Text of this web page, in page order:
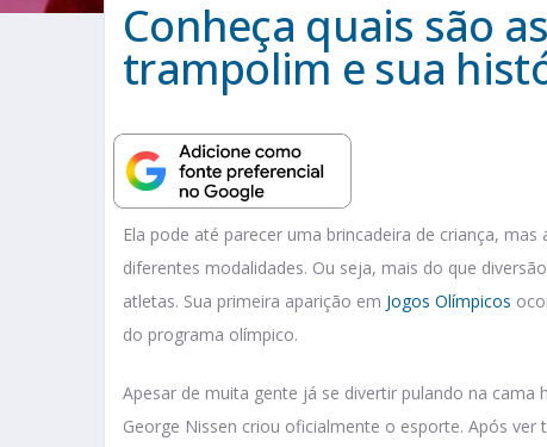
Conheça quais são
trampolim e sua
Ela pode até parecer uma brincadeira de criança,
diferentes modalidades. Ou seja, mais do que
atletas. Sua primeira aparição em Jogos Olímpicos
do programa olímpico.
Apesar de muita gente já se divertir pulando na
George Nissen criou oficialmente o esporte. Após